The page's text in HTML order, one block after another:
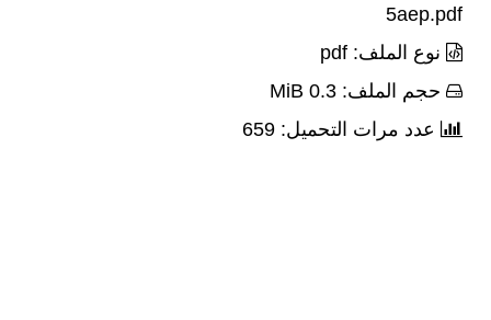
5aep.pdf
نوع الملف: pdf
حجم الملف: 0.3 MiB
عدد مرات التحميل: 659